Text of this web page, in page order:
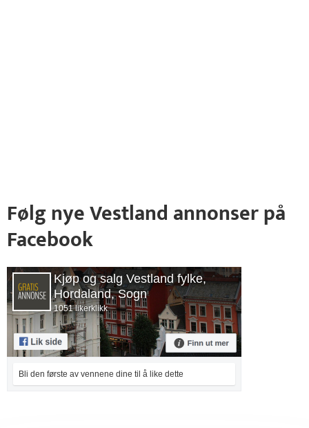
Følg nye Vestland annonser på
Facebook
Kjøp og salg Vestland fylke,
Hordaland, Sogn
1051 likerklikk
Bli den første av vennene dine til å like dette